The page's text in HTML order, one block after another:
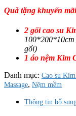
Quà tặng khuyến
2 gối cao su
gối)
1 áo nệm Kim
Danh mục: Cao su
Massage, Nệm mềm
Thông tin bổ